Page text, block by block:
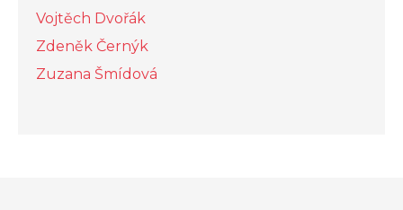
Vojtěch Dvořák
Zdeněk Černýk
Zuzana Šmídová